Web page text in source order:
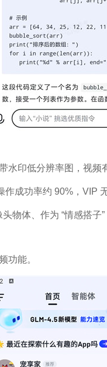
水印低分辨率图，视频
成功率约 90%，VIP
物体、作为 “情感搭子
功能。